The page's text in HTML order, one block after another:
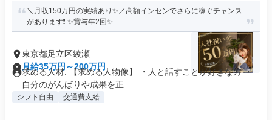
＼月収150万円の実績あり✨／高額インセンでさらに稼ぐチャンス
があります❗ ✨賞与年2回✨...
東京都足立区綾瀬
月給35万円～200万円
求める人材: 【求める人物像】 ・人と話すことが好きな方 ・
自分のがんばりや成果を正...
シフト自由 交通費支給